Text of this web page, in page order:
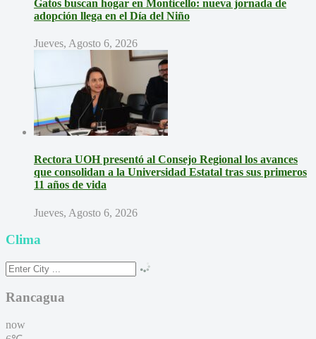
Gatos buscan hogar en Monticello: nueva jornada de
adopción llega en el Día del Niño
Jueves, Agosto 6, 2026
Rectora UOH presentó al Consejo Regional los avances
que consolidan a la Universidad Estatal tras sus primeros
11 años de vida
Jueves, Agosto 6, 2026
Clima
Rancagua
now